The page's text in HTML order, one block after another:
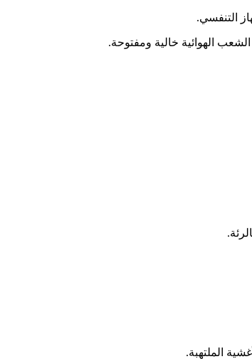
التنفسي.
الهوائية خالية ومفتوحة.
الملتهبة.